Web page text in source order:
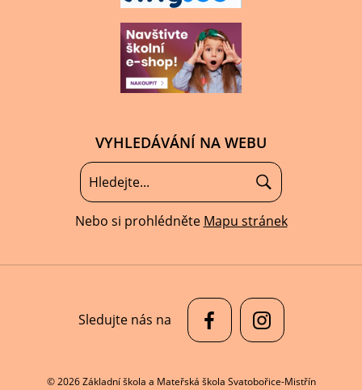
VYHLEDÁVÁNÍ NA WEBU
Nebo si prohlédněte Mapu stránek
© 2026 Základní škola a Mateřská škola Svatobořice-Mistřín
Sledujte nás na